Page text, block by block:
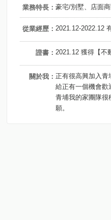
業務特長： 豪宅/別墅、店面
從業經歷： 2021.12-2022.12
證書： 2021.12 獲得【不
關於我： 正有很高興加入青
給正有一個機會歡
青埔我的家團隊很
願。